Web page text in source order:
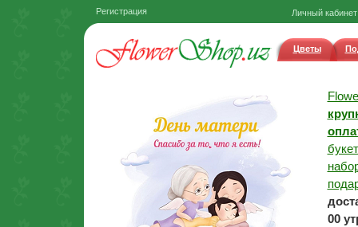
Регистрация Личный кабинет
Цветы
00